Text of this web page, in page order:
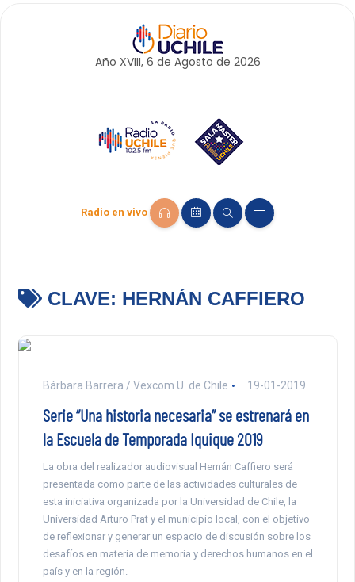
Año XVIII, 6 de Agosto de 2026
Radio en vivo
CLAVE: HERNÁN CAFFIERO
Bárbara Barrera / Vexcom U. de Chile 19-01-2019
Serie “Una historia necesaria” se estrenará en
la Escuela de Temporada Iquique 2019
La obra del realizador audiovisual Hernán Caffiero será
presentada como parte de las actividades culturales de
esta iniciativa organizada por la Universidad de Chile, la
Universidad Arturo Prat y el municipio local, con el objetivo
de reflexionar y generar un espacio de discusión sobre los
desafíos en materia de memoria y derechos humanos en el
país y en la región.